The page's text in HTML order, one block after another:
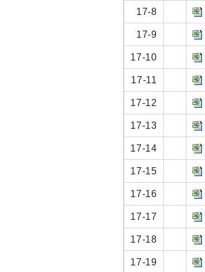
17-8
17-9
17-10
17-11
17-12
17-13
17-14
17-15
17-16
17-17
17-18
17-19